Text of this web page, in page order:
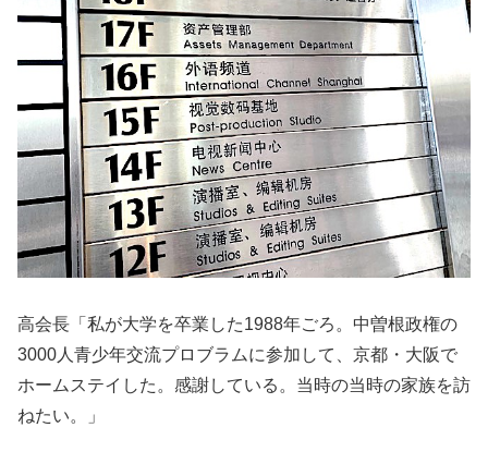
高会長「私が大学を卒業した1988年ごろ。中曽根政権の
3000人青少年交流プロブラムに参加して、京都・大阪で
ホームステイした。感謝している。当時の当時の家族を訪
ねたい。」